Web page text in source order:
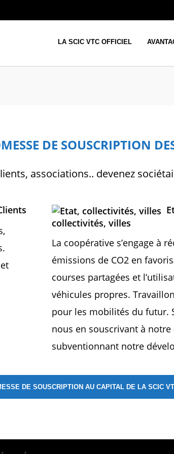
LA SCIC VTC OFFICIEL
DE SOUSCRIPTION
associations.. devenez
collectivités, villes
La coopérative s’engage à
émissions de CO2 en
courses partagées et
véhicules propres.
pour les mobilités du futur.
nous en souscrivant à
subventionnant notre
DE SOUSCRIPTION AU CAPITAL DE LA SCIC